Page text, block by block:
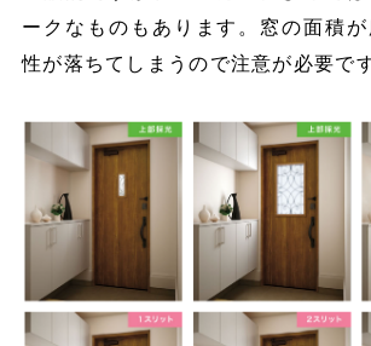
ークなものもあります。窓の面積
性が落ちてしまうので注意が必要です